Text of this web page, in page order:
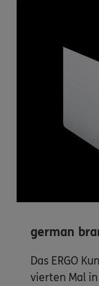
german
Das ERGO
vierten Mal